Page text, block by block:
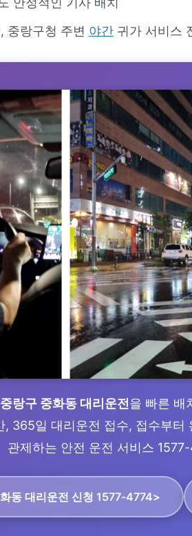
중랑구청 주변 야간귀가 서비스
중랑구 중화동 대리운전 을 빠른 배
365일 대리운전 접수, 접수부터
관제하는 안전 운전 서비스
동 대리운전 신청 1577-4774>